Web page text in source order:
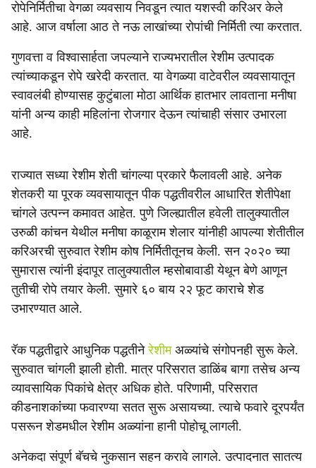
r
रोपेनिर्मितीचा वेगळा व्यवसाय निवडून त्यात यशस्वी करिअर केले
आहे. आज वर्षाला आठ ते नऊ लाखांच्या रोपांची निर्मिती त्या करतात.
गुणवत्ता व विश्‍वासार्हता जपल्याने राज्यभरातील रेशीम उत्पादक
त्यांच्याकडून रोपे खरेदी करतात. या वेगळ्या वाटेवरील व्यवसायातून
स्वावलंबी होण्यासह कुटुंबाला मोठा आर्थिक हातभार लावताना मनीषा
यांनी अन्य काही महिलांना रोजगार देऊन त्यांचाही संसार उभारला
आहे.
राज्यात सध्या रेशीम शेती चांगल्या प्रकारे फैलावली आहे. अनेक
शेतकरी या पूरक व्यवसायातून पीक पद्धतीवरील आधारित शेतीपेक्षा
चांगले उत्पन्न कमावत आहेत. पुणे जिल्ह्यातील हवेली तालुक्यातील
उरुळी कांचन येथील मनीषा काळूराम शेलार यांनीही आपल्या शेतीतील
करिअरची सुरुवात रेशीम कोष निर्मितीतूनच केली. सन २०२० च्या
सुमारास त्यांनी इंदापूर तालुक्यातील म्हसोबावाडी येथून बेणे आणून
तुतीची रोपे तयार केली. सुमारे ६० बाय २२ फूट काराचे शेड
उभारण्यात आले.
रॅक पद्धतीद्वारे आधुनिक पद्धतीनेरेशीम अळ्यांचे संगोपनही सुरू केले.
सुरुवात चांगली झाली होती. मात्र परिसरात डाळिंब बागा तसेच अन्य
व्यावसायिक पिकांचे क्षेत्र अधिक होते. परिणामी, परिसरात
कीडनाशकांंच्या फवारण्या सतत सुरू असायच्या. त्याचे फवारे दूरपर्यंत
पसरून शेडमधील रेशीम अळ्यांना हानी पोहोचू लागली.
अनेकदा संपूर्ण बॅचचे नुकसान सहन करावे लागले. उत्पादनात सातत्य